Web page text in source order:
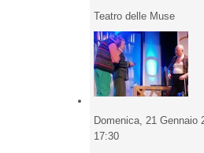
Teatro delle Muse
Domenica, 21 Gennaio
17:30